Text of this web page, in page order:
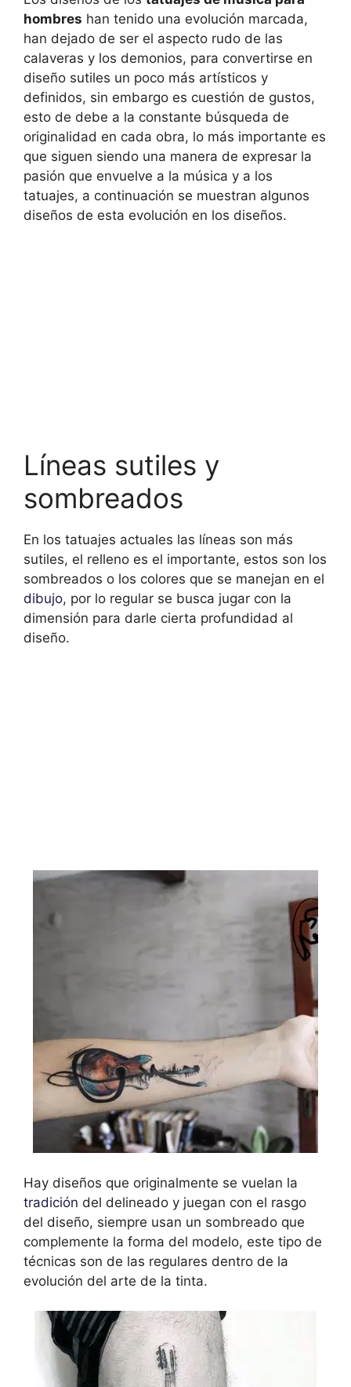
hombres han tenido una evolución marcada,
han dejado de ser el aspecto rudo de las
calaveras y los demonios, para convertirse en
diseño sutiles un poco más artísticos y
definidos, sin embargo es cuestión de gustos,
esto de debe a la constante búsqueda de
originalidad en cada obra, lo más importante es
que siguen siendo una manera de expresar la
pasión que envuelve a la música y a los
tatuajes, a continuación se muestran algunos
diseños de esta evolución en los diseños.
Líneas sutiles y
sombreados
En los tatuajes actuales las líneas son más
sutiles, el relleno es el importante, estos son los
sombreados o los colores que se manejan en el
dibujo, por lo regular se busca jugar con la
dimensión para darle cierta profundidad al
diseño.
Hay diseños que originalmente se vuelan la
tradición del delineado y juegan con el rasgo
del diseño, siempre usan un sombreado que
complemente la forma del modelo, este tipo de
técnicas son de las regulares dentro de la
evolución del arte de la tinta.